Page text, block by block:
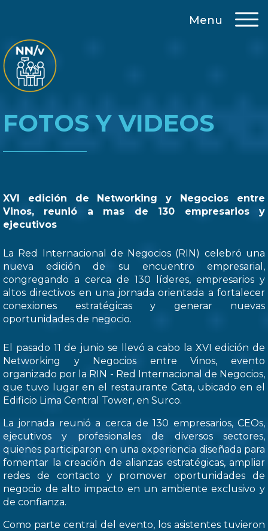
Menu
FOTOS Y VIDEOS
XVI edición de Networking y Negocios entre
Vinos, reunió a mas de 130 empresarios y
ejecutivos
La Red Internacional de Negocios (RIN) celebró una
nueva edición de su encuentro empresarial,
congregando a cerca de 130 líderes, empresarios y
altos directivos en una jornada orientada a fortalecer
conexiones estratégicas y generar nuevas
oportunidades de negocio.
El pasado 11 de junio se llevó a cabo la XVI edición de
Networking y Negocios entre Vinos, evento
organizado por la RIN - Red Internacional de Negocios,
que tuvo lugar en el restaurante Cata, ubicado en el
Edificio Lima Central Tower, en Surco.
La jornada reunió a cerca de 130 empresarios, CEOs,
ejecutivos y profesionales de diversos sectores,
quienes participaron en una experiencia diseñada para
fomentar la creación de alianzas estratégicas, ampliar
redes de contacto y promover oportunidades de
negocio de alto impacto en un ambiente exclusivo y
de confianza.
Como parte central del evento, los asistentes tuvieron